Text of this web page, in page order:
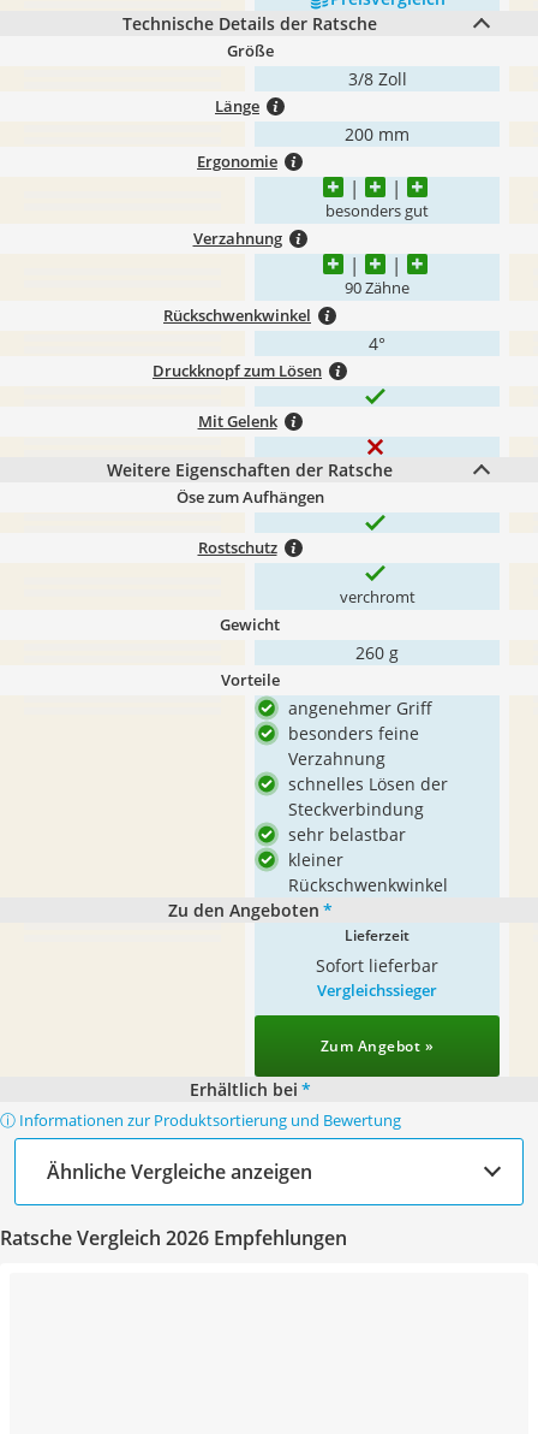
Technische Details der Ratsche
Größe
3/8 Zoll
Länge
200 mm
Ergonomie
besonders gut
Verzahnung
90 Zähne
Rückschwenkwinkel
4°
Druckknopf zum Lösen
Mit Gelenk
Weitere Eigenschaften der Ratsche
Öse zum Aufhängen
Rostschutz
verchromt
Gewicht
260 g
Vorteile
angenehmer Griff
besonders feine
Verzahnung
schnelles Lösen der
Steckverbindung
sehr belastbar
kleiner
Rückschwenkwinkel
Zu den Angeboten *
Lieferzeit
Sofort lieferbar
Vergleichssieger
Zum Angebot »
Erhältlich bei *
ⓘ Informationen zur Produktsortierung und Bewertung
Ähnliche Vergleiche anzeigen
Ratsche Vergleich 2026 Empfehlungen